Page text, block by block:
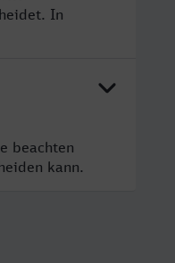
In
beachten
kann.